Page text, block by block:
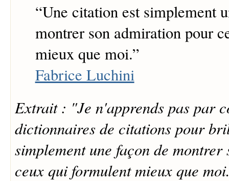
“Une citation est simplement
montrer son admiration pour
mieux que moi.”
Fabrice Luchini
Extrait : "Je n'apprends pas par
dictionnaires de citations pour
simplement une façon de
ceux qui formulent mieux que